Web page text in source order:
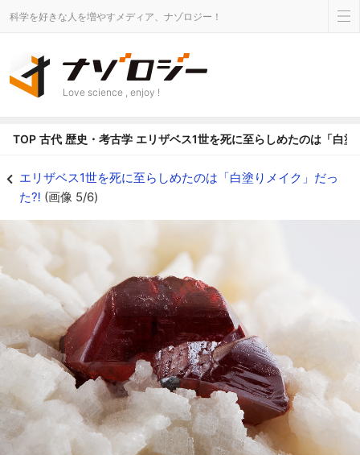
科学を好きな人を増やすメディア、ナゾロジー！
Love science , enjoy !
TOP 古代 歴史・考古学 エリザベス1世を死に至らしめたのは「白
エリザベス1世を死に至らしめたのは「白塗りメイク」だっ
た⁈ (画像 5/6)